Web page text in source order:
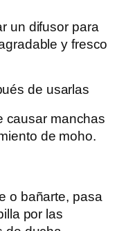
un difusor para
y fresco
de usarlas
causar manchas
de moho.
o bañarte, pasa
por las